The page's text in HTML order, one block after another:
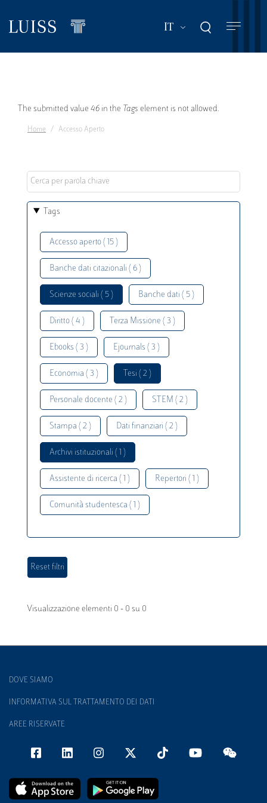
contenuto
IT Mostra ulteriori
Messaggio
di
The submitted value 46 in the Tags element is not allowed.
Home Accesso Aperto
Tags
Accesso aperto ( 15 )
Banche dati citazionali ( 6 )
Scienze sociali ( 5 ) Banche dati ( 5 )
Diritto ( 4 ) Terza Missione ( 3 )
Ebooks ( 3 ) Ejournals ( 3 )
Economia ( 3 ) Tesi ( 2 )
Personale docente ( 2 ) STEM ( 2 )
Stampa ( 2 ) Dati finanziari ( 2 )
Archivi istituzionali ( 1 )
Assistente di ricerca ( 1 ) Repertori ( 1 )
Comunità studentesca ( 1 )
Visualizzazione elementi 0 - 0 su 0
DOVE SIAMO
INFORMATIVA SUL TRATTAMENTO DEI DATI
AREE RISERVATE